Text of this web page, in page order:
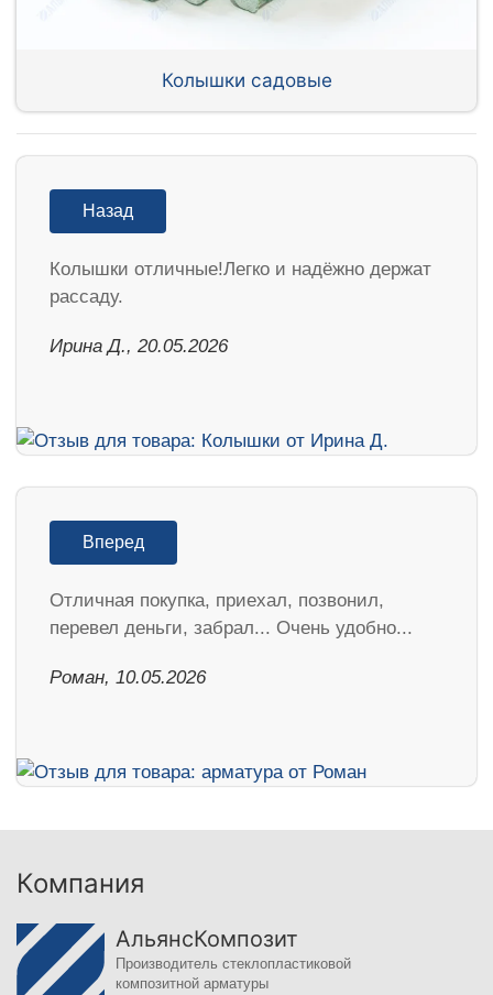
Колышки садовые
Назад
Колышки отличные!Легко и надёжно держат
рассаду.
Ирина Д., 20.05.2026
Вперед
Отличная покупка, приехал, позвонил,
перевел деньги, забрал... Очень удобно...
Роман, 10.05.2026
Компания
АльянсКомпозит
Производитель стеклопластиковой
композитной арматуры